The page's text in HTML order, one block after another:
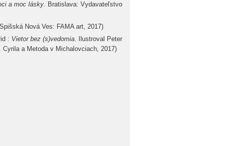
a moc lásky. Bratislava: Vydavateľstvo
Nová Ves: FAMA art, 2017)
: Vietor bez (s)vedomia. Ilustroval Peter
a Metoda v Michalovciach, 2017)